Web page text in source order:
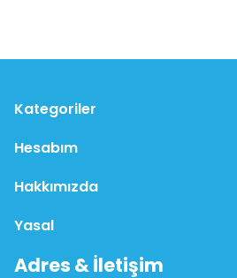
Kategoriler
Hesabım
Hakkımızda
Yasal
Adres & İletişim